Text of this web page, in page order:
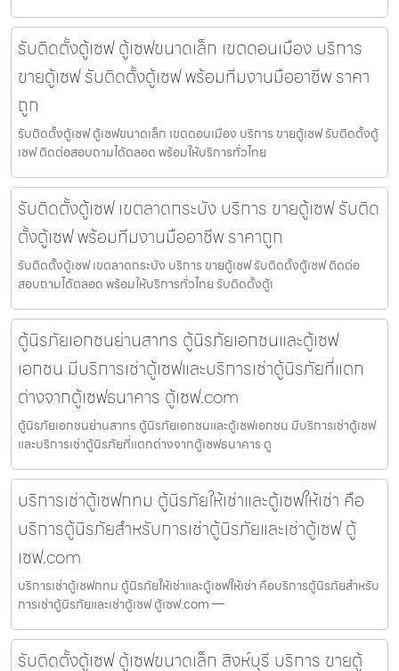
รับติดตั้งตู้เซฟ ตู้เซฟขนาดเล็ก เขตดอนเมือง บริการ
ขายตู้เซฟ รับติดตั้งตู้เซฟ พร้อมทีมงานมืออาชีพ ราคา
ถูก
รับติดตั้งตู้เซฟ ตู้เซฟขนาดเล็ก เขตดอนเมือง บริการ ขายตู้เซฟ รับติดตั้งตู้
เซฟ ติดต่อสอบถามได้ตลอด พร้อมให้บริการทั่วไทย
รับติดตั้งตู้เซฟ เขตลาดกระบัง บริการ ขายตู้เซฟ รับติด
ตั้งตู้เซฟ พร้อมทีมงานมืออาชีพ ราคาถูก
รับติดตั้งตู้เซฟ เขตลาดกระบัง บริการ ขายตู้เซฟ รับติดตั้งตู้เซฟ ติดต่อ
สอบถามได้ตลอด พร้อมให้บริการทั่วไทย รับติดตั้งตู้เ
ตู้นิรภัยเอกชนย่านสาทร ตู้นิรภัยเอกชนและตู้เซฟ
เอกชน มีบริการเช่าตู้เซฟและบริการเช่าตู้นิรภัยที่แตก
ต่างจากตู้เซฟธนาคาร ตู้เซฟ.com
ตู้นิรภัยเอกชนย่านสาทร ตู้นิรภัยเอกชนและตู้เซฟเอกชน มีบริการเช่าตู้เซฟ
และบริการเช่าตู้นิรภัยที่แตกต่างจากตู้เซฟธนาคาร ตู
บริการเช่าตู้เซฟกทม ตู้นิรภัยให้เช่าและตู้เซฟให้เช่า คือ
บริการตู้นิรภัยสำหรับการเช่าตู้นิรภัยและเช่าตู้เซฟ ตู้
เซฟ.com
บริการเช่าตู้เซฟกทม ตู้นิรภัยให้เช่าและตู้เซฟให้เช่า คือบริการตู้นิรภัยสำหรับ
การเช่าตู้นิรภัยและเช่าตู้เซฟ ตู้เซฟ.com —
รับติดตั้งตู้เซฟ ตู้เซฟขนาดเล็ก สิงห์บุรี บริการ ขายตู้